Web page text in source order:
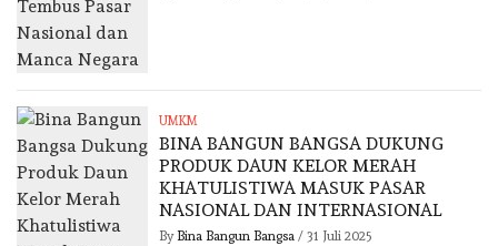
UMKM
BINA BANGUN BANGSA DUKUNG
PRODUK DAUN KELOR MERAH
KHATULISTIWA MASUK PASAR
NASIONAL DAN INTERNASIONAL
By Bina Bangun Bangsa/ 31 Juli 2025